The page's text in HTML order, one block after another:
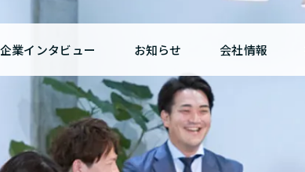
企業インタビュー お知らせ 会社情報